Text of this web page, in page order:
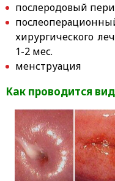
послеродовый
хирургического
1-2 мес.
менструация
Как проводится